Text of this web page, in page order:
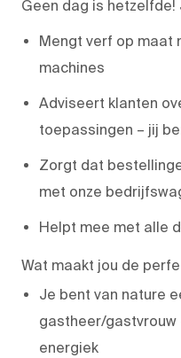
Geen dag is hetzelfde!
Mengt verf op maat
machines
Adviseert klanten
toepassingen – jij
Zorgt dat
met onze
Helpt mee met alle
Wat maakt jou de
Je bent van nature
gastheer/gastvrouw
energiek